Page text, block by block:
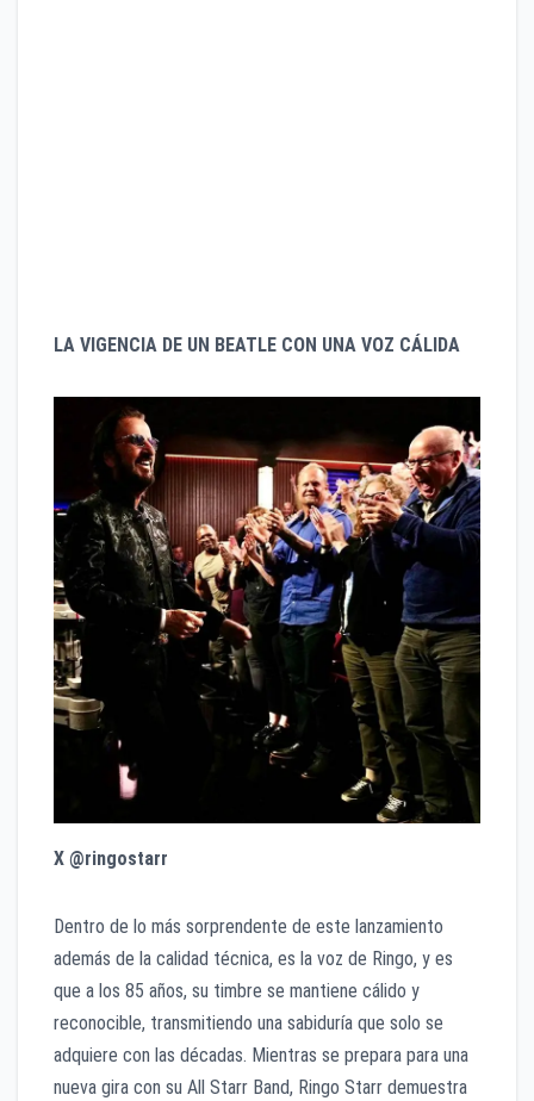
LA VIGENCIA DE UN BEATLE CON UNA VOZ CÁLIDA
X @ringostarr
Dentro de lo más sorprendente de este lanzamiento
además de la calidad técnica, es la voz de Ringo, y es
que a los 85 años, su timbre se mantiene cálido y
reconocible, transmitiendo una sabiduría que solo se
adquiere con las décadas. Mientras se prepara para una
nueva gira con su All Starr Band, Ringo Starr demuestra